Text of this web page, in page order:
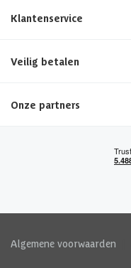
Klantenservice
Veilig betalen
Onze partners
Algemene voorwaarden